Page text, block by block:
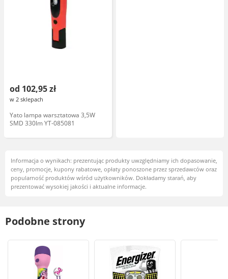
od 102,95 zł
w 2 sklepach
Yato lampa warsztatowa 3,5W
SMD 330lm YT-085081
Informacja o wynikach: prezentując produkty uwzględniamy ich dopasowanie,
ceny, promocje, kupony rabatowe, opłaty ponoszone przez sprzedawców oraz
popularność produktów wśród użytkowników. Dokładamy starań, aby
prezentować wysokiej jakości i aktualne informacje.
Podobne strony